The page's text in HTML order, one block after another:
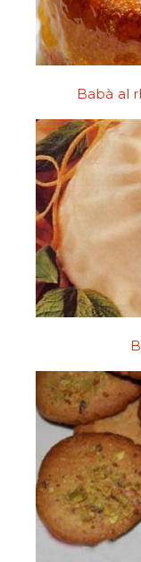
Babà al